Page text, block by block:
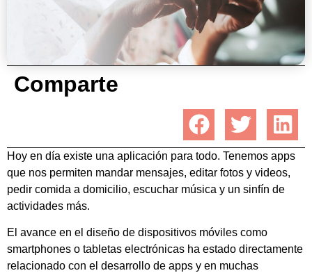
Comparte
Hoy en día existe una aplicación para todo. Tenemos apps
que nos permiten mandar mensajes, editar fotos y videos,
pedir comida a domicilio, escuchar música y un sinfín de
actividades más.
El avance en el diseño de dispositivos móviles como
smartphones o tabletas electrónicas ha estado directamente
relacionado con el desarrollo de apps y en muchas